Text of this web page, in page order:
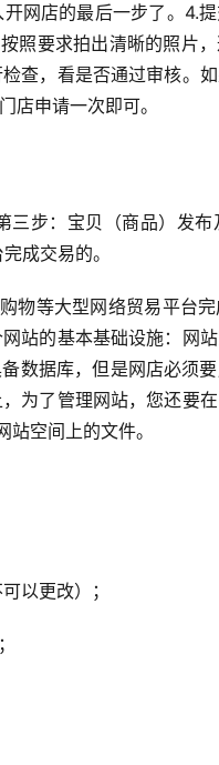
网店的最后一步了。4.
照要求拍出清晰的照片
查，看是否通过审核。
店申请一次即可。
步：宝贝（商品）发
成交易的。
站的基本基础设施：网
数据库，但是网店必须
为了管理网站，您还要
空间上的文件。
以更改）；